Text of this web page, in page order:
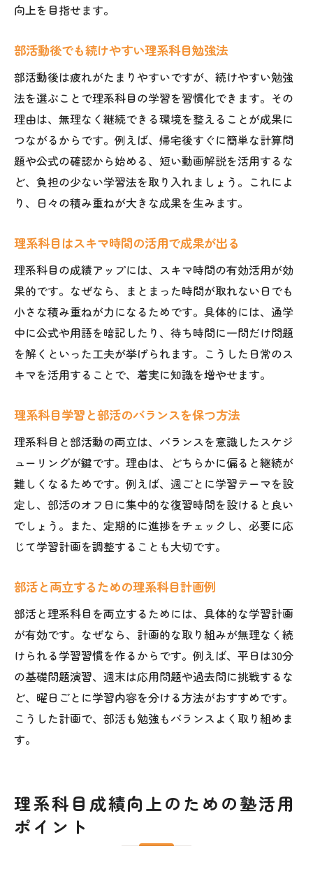
向上を目指せます。
部活動後でも続けやすい理系科目勉強法
部活動後は疲れがたまりやすいですが、続けやすい勉強
法を選ぶことで理系科目の学習を習慣化できます。その
理由は、無理なく継続できる環境を整えることが成果に
つながるからです。例えば、帰宅後すぐに簡単な計算問
題や公式の確認から始める、短い動画解説を活用するな
ど、負担の少ない学習法を取り入れましょう。これによ
り、日々の積み重ねが大きな成果を生みます。
理系科目はスキマ時間の活用で成果が出る
理系科目の成績アップには、スキマ時間の有効活用が効
果的です。なぜなら、まとまった時間が取れない日でも
小さな積み重ねが力になるためです。具体的には、通学
中に公式や用語を暗記したり、待ち時間に一問だけ問題
を解くといった工夫が挙げられます。こうした日常のス
キマを活用することで、着実に知識を増やせます。
理系科目学習と部活のバランスを保つ方法
理系科目と部活動の両立は、バランスを意識したスケジ
ューリングが鍵です。理由は、どちらかに偏ると継続が
難しくなるためです。例えば、週ごとに学習テーマを設
定し、部活のオフ日に集中的な復習時間を設けると良い
でしょう。また、定期的に進捗をチェックし、必要に応
じて学習計画を調整することも大切です。
部活と両立するための理系科目計画例
部活と理系科目を両立するためには、具体的な学習計画
が有効です。なぜなら、計画的な取り組みが無理なく続
けられる学習習慣を作るからです。例えば、平日は30分
の基礎問題演習、週末は応用問題や過去問に挑戦するな
ど、曜日ごとに学習内容を分ける方法がおすすめです。
こうした計画で、部活も勉強もバランスよく取り組めま
す。
理系科目成績向上のための塾活用
ポイント